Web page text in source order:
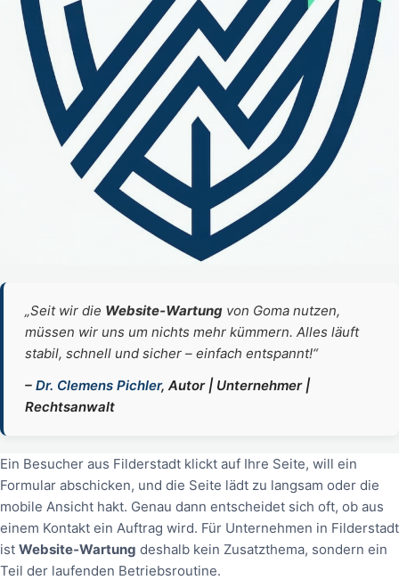
„Seit wir die Website‑Wartung von Goma nutzen,
müssen wir uns um nichts mehr kümmern. Alles läuft
stabil, schnell und sicher – einfach entspannt!“
– Dr. Clemens Pichler, Autor | Unternehmer |
Rechtsanwalt
Ein Besucher aus Filderstadt klickt auf Ihre Seite, will ein
Formular abschicken, und die Seite lädt zu langsam oder die
mobile Ansicht hakt. Genau dann entscheidet sich oft, ob aus
einem Kontakt ein Auftrag wird. Für Unternehmen in Filderstadt
ist Website‑Wartung deshalb kein Zusatzthema, sondern ein
Teil der laufenden Betriebsroutine.